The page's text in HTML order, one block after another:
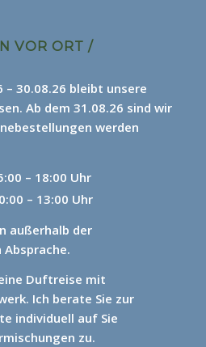
VOR ORT /
– 30.08.26 bleibt unsere
Ab dem 31.08.26 sind wir
werden
:00 – 18:00 Uhr
– 13:00 Uhr
außerhalb der
Duftreise mit
Ich berate Sie zur
individuell auf Sie
zu.